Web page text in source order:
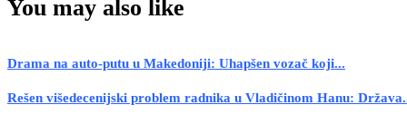
You may also like
Drama na auto-putu u Makedoniji: Uhapšen vozač koji...
Rešen višedecenijski problem radnika u Vladičinom Hanu: